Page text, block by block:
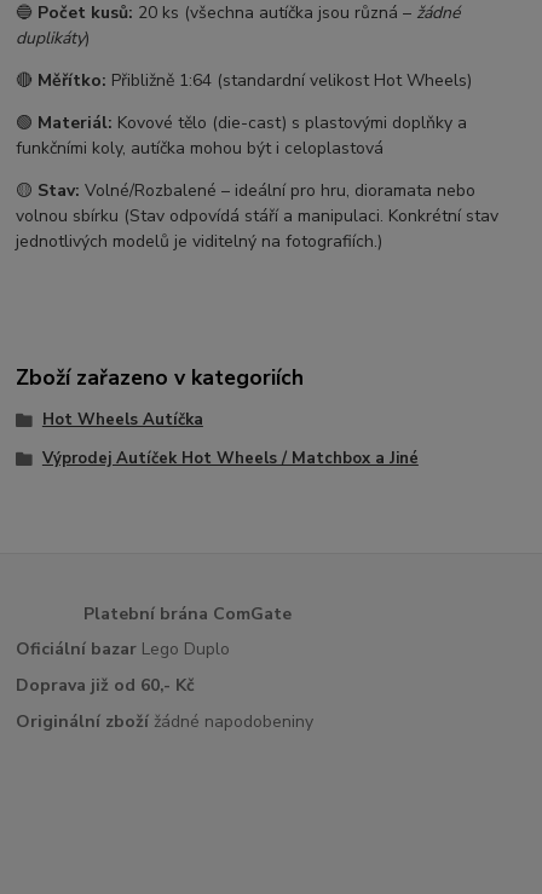
🔵 Počet kusů: 20 ks (všechna autíčka jsou různá – žádné
duplikáty)
🔴 Měřítko: Přibližně 1:64 (standardní velikost Hot Wheels)
🟢 Materiál: Kovové tělo (die-cast) s plastovými doplňky a
funkčními koly, autíčka mohou být i celoplastová
🟡 Stav: Volné/Rozbalené – ideální pro hru, dioramata nebo
volnou sbírku (Stav odpovídá stáří a manipulaci. Konkrétní stav
jednotlivých modelů je viditelný na fotografiích.)
Zboží zařazeno v kategoriích
Hot Wheels Autíčka
Výprodej Autíček Hot Wheels / Matchbox a Jiné
Platební brána ComGate
Oficiální bazar Lego Duplo
Doprava již od 60,- Kč
Originální zboží žádné napodobeniny